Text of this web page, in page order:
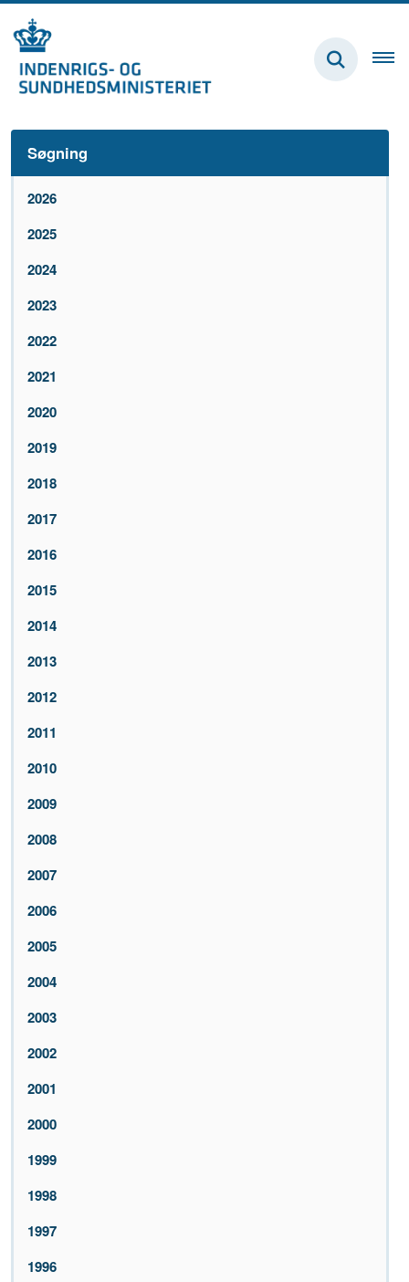
Søgning
2026
2025
2024
2023
2022
2021
2020
2019
2018
2017
2016
2015
2014
2013
2012
2011
2010
2009
2008
2007
2006
2005
2004
2003
2002
2001
2000
1999
1998
1997
1996